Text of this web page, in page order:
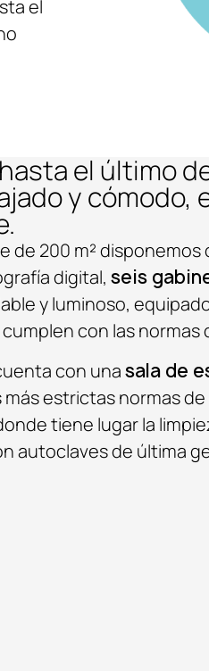
el
el último
y cómodo,
de 200 m² disponemos
digital,seis
y luminoso,
con las normas
con unasala de
estrictas normas
tiene lugar la
autoclaves de última